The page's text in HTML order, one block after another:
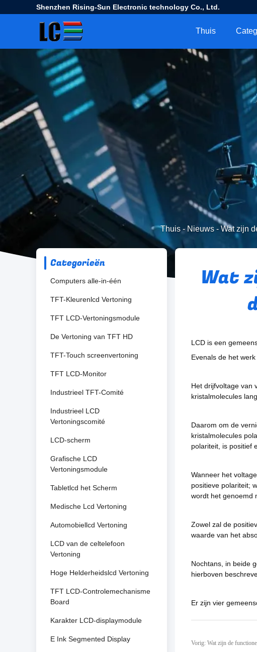
Shenzhen Rising-Sun Electronic technology Co., Ltd.
Thuis
Thuis- Nieuws- Wat zijn
Categorieën
Computers alle-in-één
TFT-Kleurenlcd Vertoning
TFT LCD-Vertoningsmodule
De Vertoning van TFT HD
TFT-Touch screenvertoning
TFT LCD-Monitor
Industrieel TFT-Comité
Industrieel LCD
Vertoningscomité
LCD-scherm
Grafische LCD
Vertoningsmodule
Tabletlcd het Scherm
Medische Lcd Vertoning
Automobiellcd Vertoning
LCD van de celtelefoon
Vertoning
Hoge Helderheidslcd Vertoning
TFT LCD-Controlemechanisme
Board
Karakter LCD-displaymodule
E Ink Segmented Display
Wat
LCD is een
Evenals de het
Het drijfvoltage van
kristalmolecules
Daarom om de
kristalmolecules
polariteit, is positief
Wanneer het
positieve polariteit;
wordt het genoemd
Zowel zal de
waarde van het
Nochtans, in beide
hierboven
Er zijn vier
Vorig: Wat zijn de